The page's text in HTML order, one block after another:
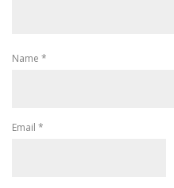
Name *
Email *